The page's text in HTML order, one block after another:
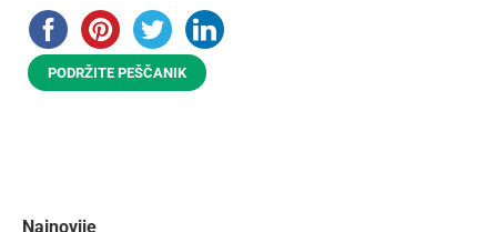
PODRŽITE PEŠČANIK
Najnovije